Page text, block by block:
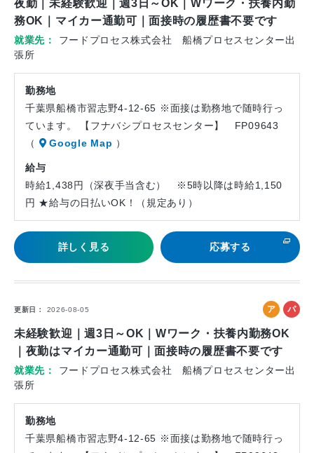
イ
ト
夜勤｜未経験歓迎｜週3日～OK｜Wワーク・扶養内勤
務OK｜マイカー通勤可｜面接時の履歴書不要です
就業先
フードプロセス株式会社 船橋プロセスセンター出
張所
勤務地
千葉県船橋市習志野4-12-65 ※面接は勤務地で随時行っ
ています。 【フナバシプロセスセンター】 FP09643
（
Google Map ）
給与
時給1,438円（深夜手当含む） ※5時以降は時給1,150
円 ★給与の日払いOK！（規定あり）
詳しく見る 応募する
更新日 2026-08-05
ア
ル
イ
ト
パ
未経験歓迎｜週3日～OK｜Wワーク・扶養内勤務OK
｜夜勤はマイカー通勤可｜面接時の履歴書不要です
就業先
フードプロセス株式会社 船橋プロセスセンター出
張所
勤務地
千葉県船橋市習志野4-12-65 ※面接は勤務地で随時行っ